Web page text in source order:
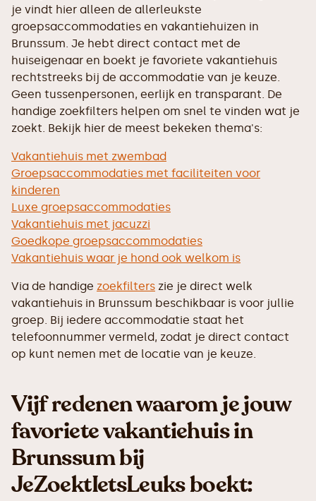
je vindt hier alleen de allerleukste
groepsaccommodaties en vakantiehuizen in
Brunssum. Je hebt direct contact met de
huiseigenaar en boekt je favoriete vakantiehuis
rechtstreeks bij de accommodatie van je keuze.
Geen tussenpersonen, eerlijk en transparant. De
handige zoekfilters helpen om snel te vinden wat je
zoekt. Bekijk hier de meest bekeken thema's:
Vakantiehuis met zwembad
Groepsaccommodaties met faciliteiten voor
kinderen
Luxe groepsaccommodaties
Vakantiehuis met jacuzzi
Goedkope groepsaccommodaties
Vakantiehuis waar je hond ook welkom is
Via de handige zoekfilters zie je direct welk
vakantiehuis in Brunssum beschikbaar is voor jullie
groep. Bij iedere accommodatie staat het
telefoonnummer vermeld, zodat je direct contact
op kunt nemen met de locatie van je keuze.
Vijf redenen waarom je jouw
favoriete vakantiehuis in
Brunssum bij
JeZoektIetsLeuks boekt: